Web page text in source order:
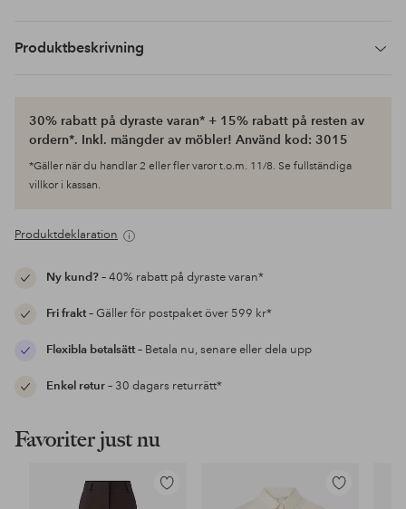
Produktbeskrivning
30% rabatt på dyraste varan* + 15% rabatt på resten av
ordern*. Inkl. mängder av möbler! Använd kod: 3015
*Gäller när du handlar 2 eller fler varor t.o.m. 11/8. Se fullständiga
villkor i kassan.
Produktdeklaration
Ny kund?– 40% rabatt på dyraste varan*
Fri frakt– Gäller för postpaket över 599 kr*
Flexibla betalsätt– Betala nu, senare eller dela upp
Enkel retur– 30 dagars returrätt*
Favoriter just nu
Lägg
Lägg